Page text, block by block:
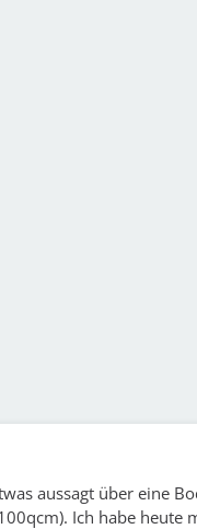
aussagt über eine
Ich habe heute